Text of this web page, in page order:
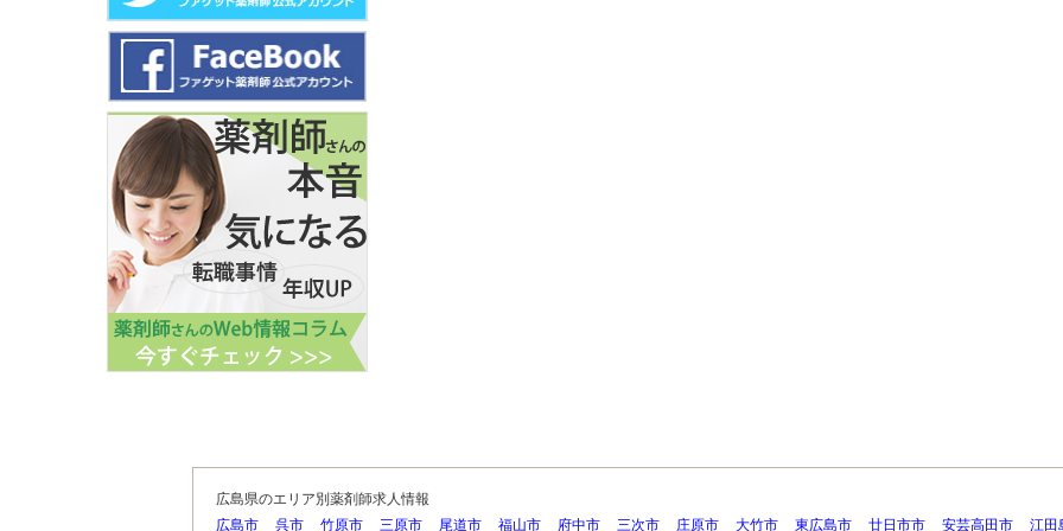
広島県のエリア別薬剤師求人情報
広島市
呉市 竹原市 三原市 尾道市 福山市 府中市 三次市 庄原市 大竹市 東広島市 廿日市市 安芸高田市 江田